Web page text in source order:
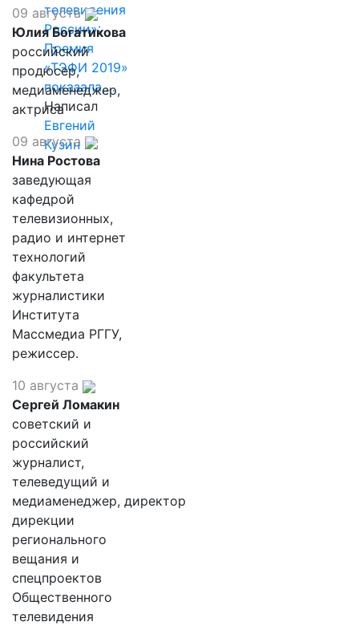
телевидения
России»:
Премия
«ТЭФИ 2019»
показала,…
Написал
Евгений
Кузин
09 августа
Юлия Богатикова
российский
продюсер,
медиаменеджер,
актриса
09 августа
Нина Ростова
заведующая
кафедрой
телевизионных,
радио и интернет
технологий
факультета
журналистики
Института
Массмедиа РГГУ,
режиссер.
10 августа
Сергей Ломакин
советский и
российский
журналист,
телеведущий и
медиаменеджер, директор
дирекции
регионального
вещания и
спецпроектов
Общественного
телевидения